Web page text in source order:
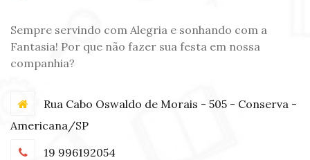
Sempre servindo com Alegria e sonhando com a
Fantasia! Por que não fazer sua festa em nossa
companhia?
Rua Cabo Oswaldo de Morais - 505 - Conserva -
Americana/SP
19 996192054